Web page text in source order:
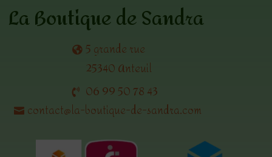
La Boutique de Sandra
5 grande rue
25340 Anteuil
06 99 50 78 43
contact@la-boutique-de-sandra.com